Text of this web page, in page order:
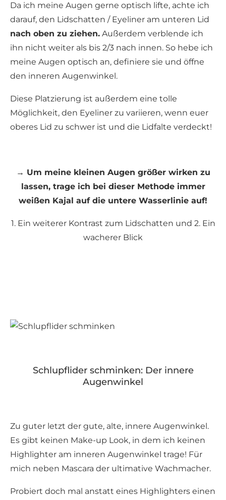
Da ich meine Augen gerne optisch lifte, achte ich
darauf, den Lidschatten / Eyeliner am unteren Lid
nach oben zu ziehen. Außerdem verblende ich
ihn nicht weiter als bis 2/3 nach innen. So hebe ich
meine Augen optisch an, definiere sie und öffne
den inneren Augenwinkel.
Diese Platzierung ist außerdem eine tolle
Möglichkeit, den Eyeliner zu variieren, wenn euer
oberes Lid zu schwer ist und die Lidfalte verdeckt!
→ Um meine kleinen Augen größer wirken zu
lassen, trage ich bei dieser Methode immer
weißen Kajal auf die untere Wasserlinie auf!
1. Ein weiterer Kontrast zum Lidschatten und 2. Ein
wacherer Blick
Schlupflider schminken: Der innere
Augenwinkel
Zu guter letzt der gute, alte, innere Augenwinkel.
Es gibt keinen Make-up Look, in dem ich keinen
Highlighter am inneren Augenwinkel trage! Für
mich neben Mascara der ultimative Wachmacher.
Probiert doch mal anstatt eines Highlighters einen